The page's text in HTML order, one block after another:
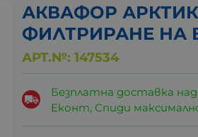
АКВАФОР
ФИЛТРИРАНЕ НА
АРТ.№: 147534
Безплатна доставка
Еконт, Спиди